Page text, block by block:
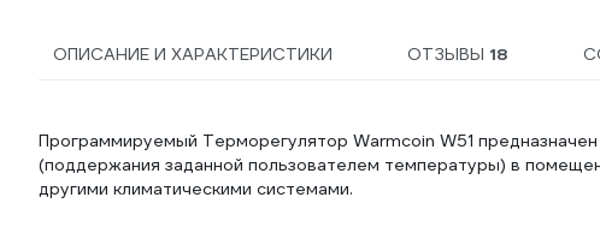
ОПИСАНИЕ И ХАРАКТЕРИСТИКИ ОТЗЫВЫ 18
Программируемый Терморегулятор Warmcoin W51
(поддержания заданной пользователем температуры) в
другими климатическими системами.